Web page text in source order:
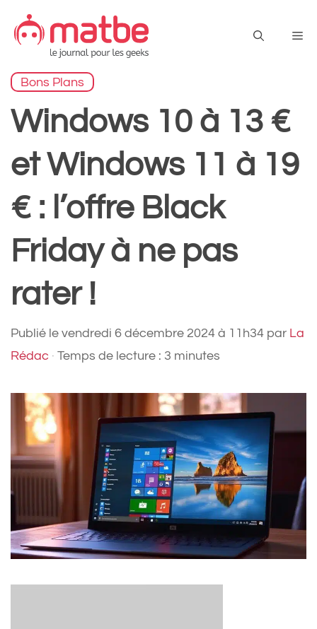
contenu
Bons Plans
Windows 10 à 13 €
et Windows 11 à 19
€ : l’offre Black
Friday à ne pas
rater !
Publié le vendredi 6 décembre 2024 à 11h34 par La
Rédac · Temps de lecture : 3 minutes